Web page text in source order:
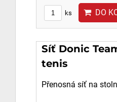
ks DO
Síť Donic
tenis
Přenosná síť na